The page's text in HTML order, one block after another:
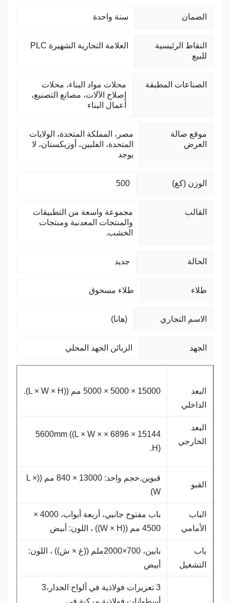
الضمان سنة واحدة
النقاط الرئيسية
العلامة التجارية الشهيرة PLC
الصناعات المطبقة
محلات مواد البناء، محلات
إصلاح الآلات، مصانع التصنيع،
أعمال البناء
موقع صالة
العرض
مصر، المملكة المتحدة، الولايات
المتحدة، الفلبين، أوزبكستان، لا
الوزن (كغ)
القالب
مجموعة واسعة من التطبيقات
والمنتجات المعدنية ومنتجات
الخشب.
الحالة
طلاء مسحوق
الاسم التجاري
الزبائن الجهد المحلي
الداخلي
15000 × 5000 × 5000 مم ((L × W × H).
الخارجي
15144 × 6896 × 5600mm ((L × W ×
قبوين.حجم واحد: 13000 × 840 مم ((L ×
الأمامي
باب مفتوح جانبي، أربعة أبواب، 4000 ×
4500 مم ((W × H)) ، اللون: أبيض
التشغيل
بابين، 700×2000ملم ((غ × ش)) ، اللون:
3 تعزيزات فولاذية في ألواح الجدار،3
أسطوانات فولاذية مركبة في